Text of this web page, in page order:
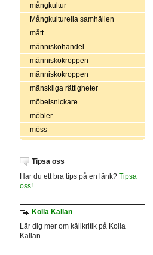
mångkultur
Mångkulturella samhällen
mått
människohandel
människokroppen
människokroppen
mänskliga rättigheter
möbelsnickare
möbler
möss
Tipsa oss
Har du ett bra tips på en länk? Tipsa
oss!
Kolla Källan
Lär dig mer om källkritik på Kolla
Källan